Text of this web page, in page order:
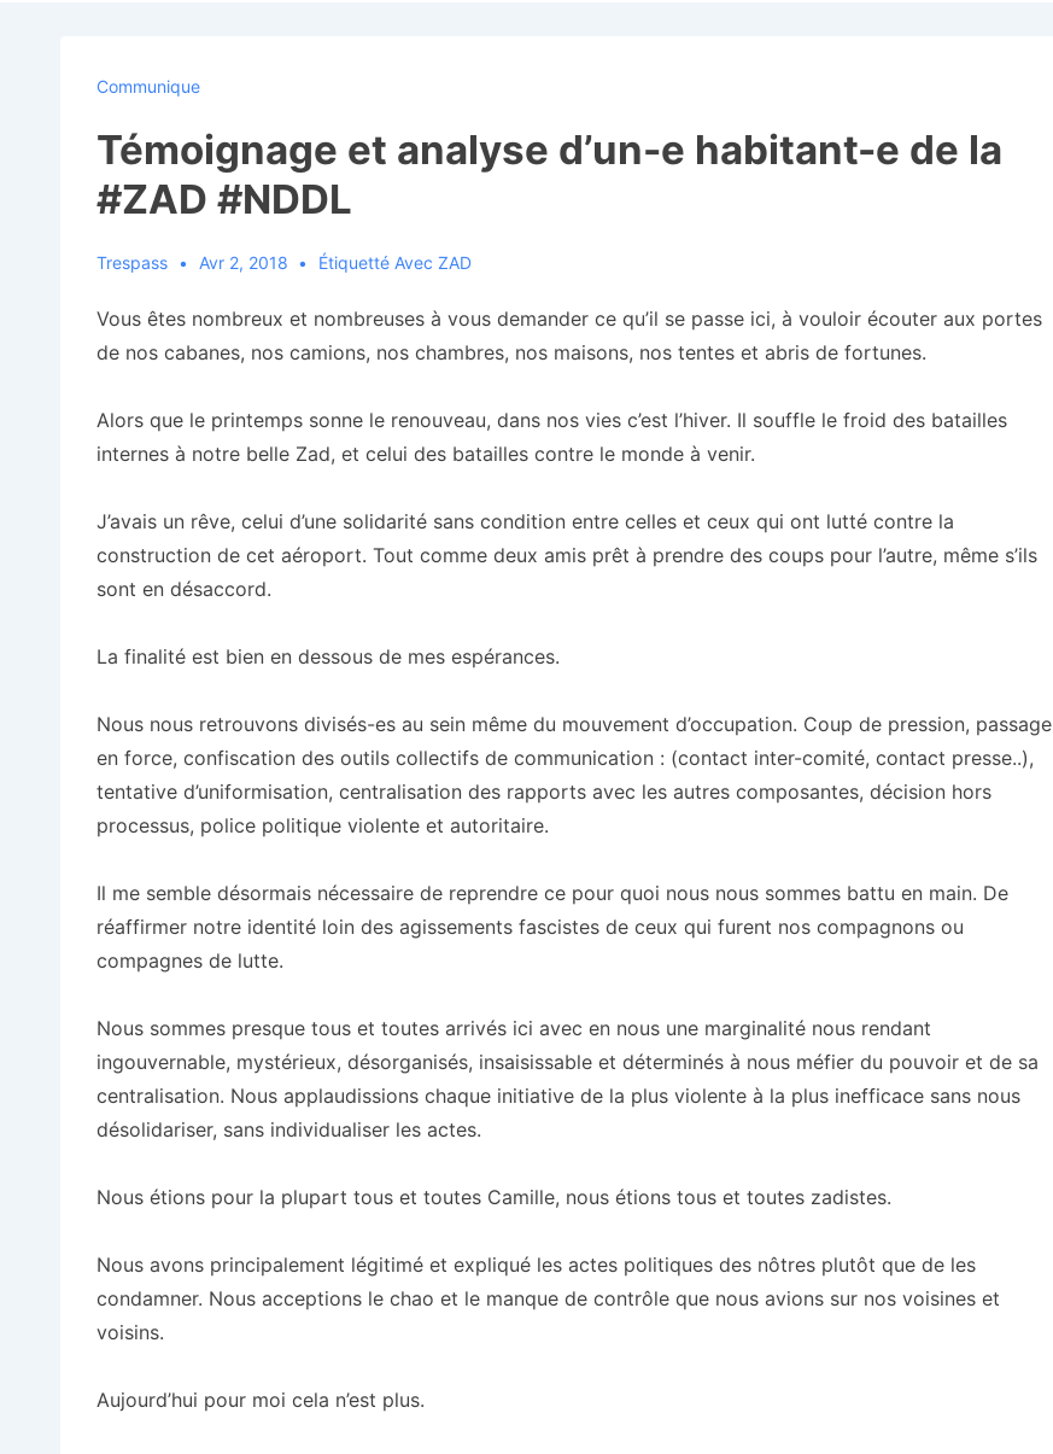
Communique
Témoignage et analyse d’un-e habitant-e de la
#ZAD #NDDL
Trespass Avr 2, 2018 Étiquetté AvecZAD
Vous êtes nombreux et nombreuses à vous demander ce qu’il se passe ici, à vouloir écouter aux portes
de nos cabanes, nos camions, nos chambres, nos maisons, nos tentes et abris de fortunes.
Alors que le printemps sonne le renouveau, dans nos vies c’est l’hiver. Il souffle le froid des batailles
internes à notre belle Zad, et celui des batailles contre le monde à venir.
J’avais un rêve, celui d’une solidarité sans condition entre celles et ceux qui ont lutté contre la
construction de cet aéroport. Tout comme deux amis prêt à prendre des coups pour l’autre, même s’ils
sont en désaccord.
La finalité est bien en dessous de mes espérances.
Nous nous retrouvons divisés-es au sein même du mouvement d’occupation. Coup de pression, passage
en force, confiscation des outils collectifs de communication : (contact inter-comité, contact presse..),
tentative d’uniformisation, centralisation des rapports avec les autres composantes, décision hors
processus, police politique violente et autoritaire.
Il me semble désormais nécessaire de reprendre ce pour quoi nous nous sommes battu en main. De
réaffirmer notre identité loin des agissements fascistes de ceux qui furent nos compagnons ou
compagnes de lutte.
Nous sommes presque tous et toutes arrivés ici avec en nous une marginalité nous rendant
ingouvernable, mystérieux, désorganisés, insaisissable et déterminés à nous méfier du pouvoir et de sa
centralisation. Nous applaudissions chaque initiative de la plus violente à la plus inefficace sans nous
désolidariser, sans individualiser les actes.
Nous étions pour la plupart tous et toutes Camille, nous étions tous et toutes zadistes.
Nous avons principalement légitimé et expliqué les actes politiques des nôtres plutôt que de les
condamner. Nous acceptions le chao et le manque de contrôle que nous avions sur nos voisines et
voisins.
Aujourd’hui pour moi cela n’est plus.